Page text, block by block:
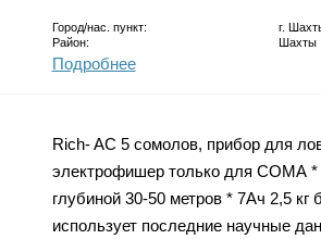
Город/нас. пункт: г.
Район:
Шахты
Подробнее
Rich- AC 5 сомолов, прибор для
электрофишер только для СОМА *
глубиной 30-50 метров * 7Ач 2,5
использует последние научные